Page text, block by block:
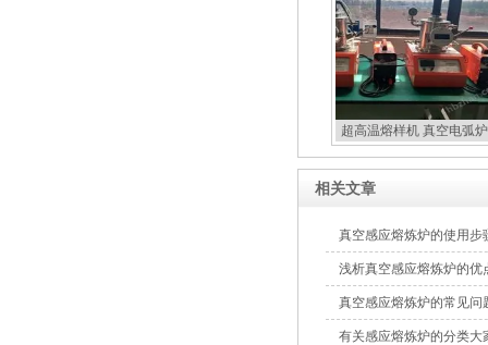
超高温熔样机 真空电弧
相关文章
真空感应熔炼炉的使用步
浅析真空感应熔炼炉的优
真空感应熔炼炉的常见问
有关感应熔炼炉的分类大